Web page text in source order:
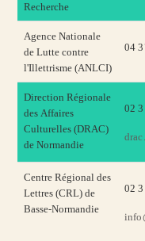
Recherche
Agence Nationale
de Lutte contre
l'Illettrisme (ANLCI)
04
Direction Régionale
des Affaires
Culturelles (DRAC)
de Normandie
02
Centre Régional des
Lettres (CRL) de
Basse-Normandie
02